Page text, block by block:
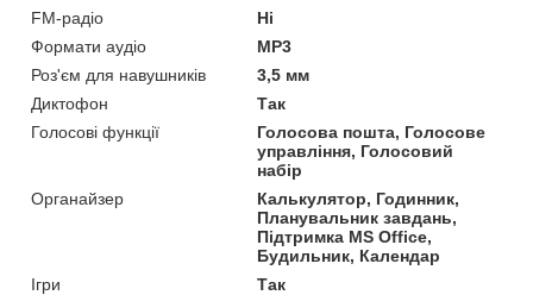
FM-радіо
Ні
Формати аудіо
MP3
Роз'єм для навушників
3,5 мм
Диктофон
Так
Голосові функції
Голосова пошта, Голосове
управління, Голосовий
набір
Органайзер
Калькулятор, Годинник,
Планувальник завдань,
Підтримка MS Office,
Будильник, Календар
Ігри
Так